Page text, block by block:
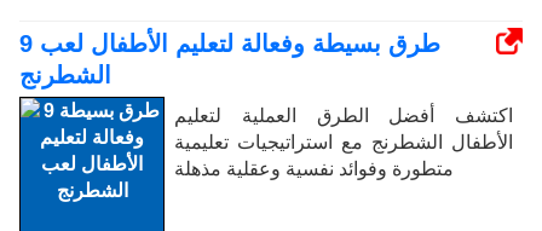
9 طرق بسيطة وفعالة لتعليم الأطفال لعب
الشطرنج
اكتشف أفضل الطرق العملية لتعليم
الأطفال الشطرنج مع استراتيجيات تعليمية
متطورة وفوائد نفسية وعقلية مذهلة